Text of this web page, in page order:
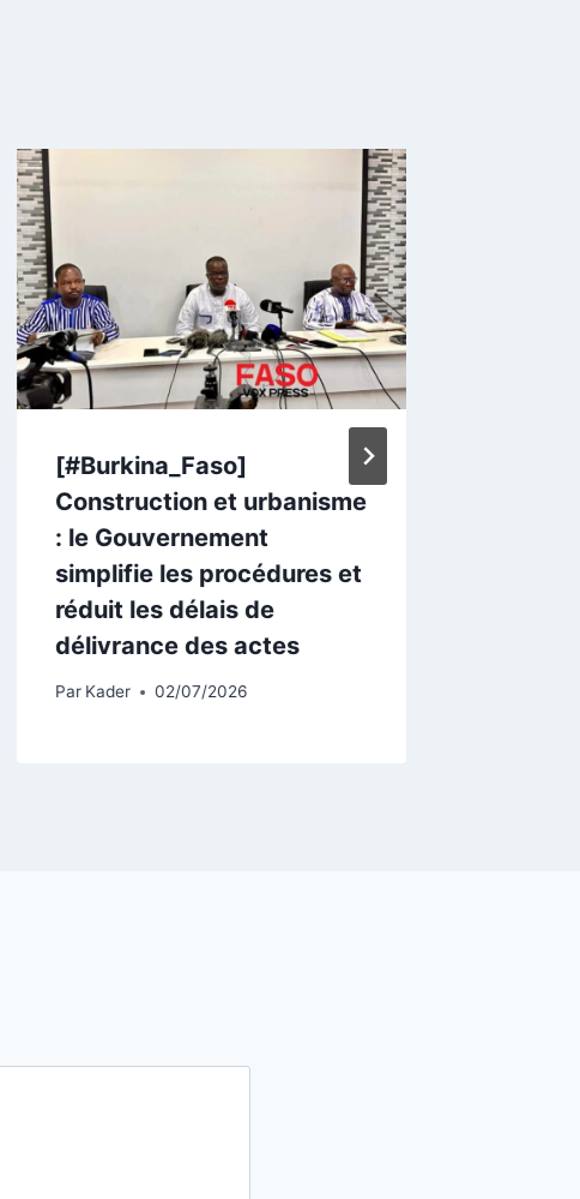
[#Burkina_Faso]
Construction et urbanisme
: le Gouvernement
simplifie les procédures et
réduit les délais de
délivrance des actes
Par Kader 02/07/2026